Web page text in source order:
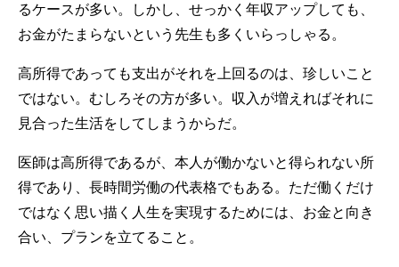
るケースが多い。しかし、せっかく年収アップしても、
お金がたまらないという先生も多くいらっしゃる。
高所得であっても支出がそれを上回るのは、珍しいこと
ではない。むしろその方が多い。収入が増えればそれに
見合った生活をしてしまうからだ。
医師は高所得であるが、本人が働かないと得られない所
得であり、長時間労働の代表格でもある。ただ働くだけ
ではなく思い描く人生を実現するためには、お金と向き
合い、プランを立てること。